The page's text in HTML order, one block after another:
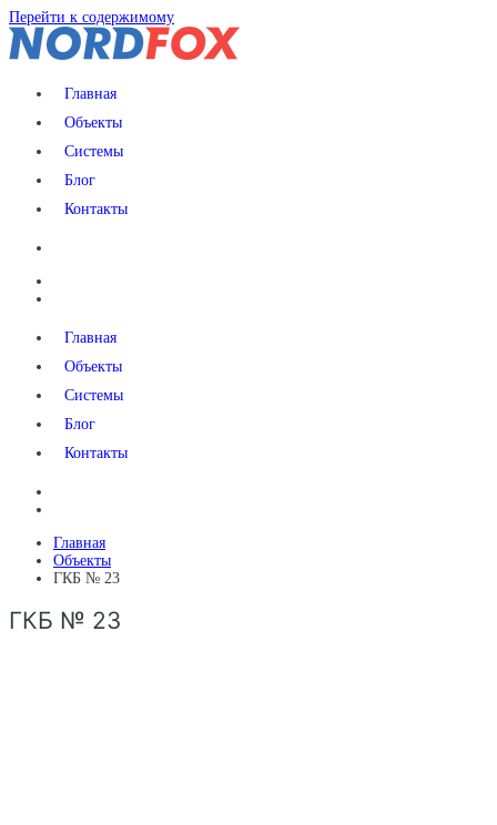
Перейти к содержимому
NORDFOXГлавная
Объекты
Системы
Блог
Контакты
Главная
Объекты
Системы
Блог
Контакты
Главная
Объекты
ГКБ № 23
ГКБ № 23